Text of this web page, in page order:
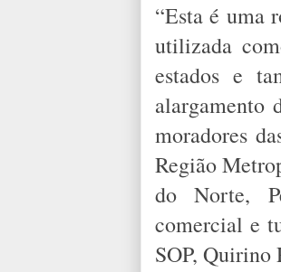
“Esta é uma
utilizada
estados e
alargamento
moradores
Região
do Norte,
comercial e
SOP, Quirino